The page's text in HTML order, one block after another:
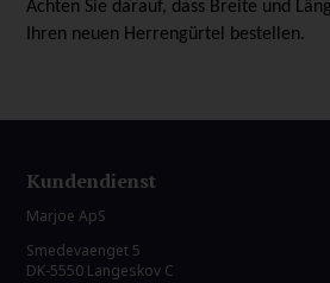
Achten Sie darauf, dass Breite und
Ihren neuen Herrengürtel bestellen.
Kundendienst
Marjoe ApS
Smedevaenget 5
DK-5550 Langeskov C